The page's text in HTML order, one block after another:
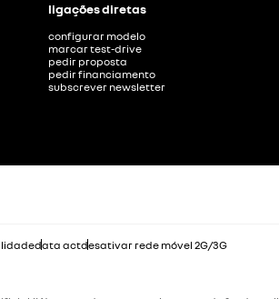
ligações diretas
configurar modelo
marcar test-drive
pedir proposta
pedir financiamento
subscrever newsletter
data actdesativar rede móvel 2G/3G